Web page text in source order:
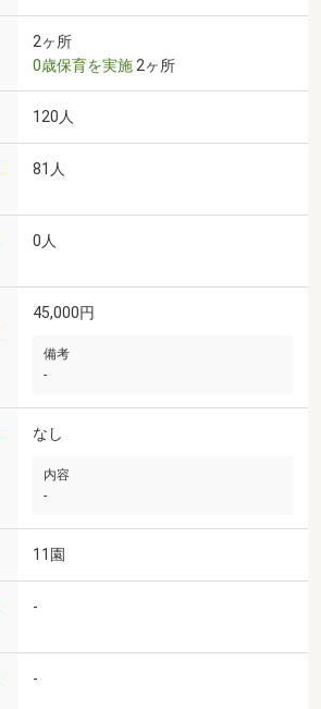
2ヶ所
0歳保育を実施 2ヶ所
120人
81人
0人
45,000円
備考
-
なし
内容
-
11園
-
-